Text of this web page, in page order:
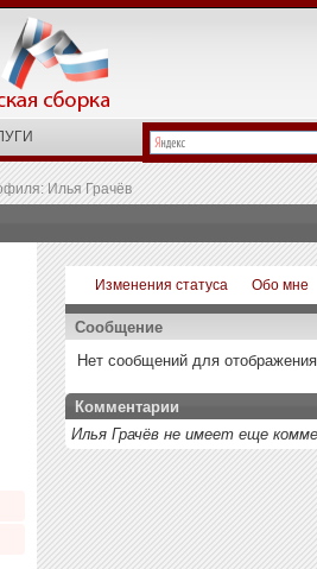
Илья Грачёв
Изменения статуса Обо мне
Сообщение
Нет сообщений для отображения
Комментарии
Илья Грачёв не имеет еще